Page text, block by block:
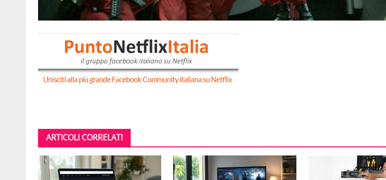
ARTICOLI CORRELATI